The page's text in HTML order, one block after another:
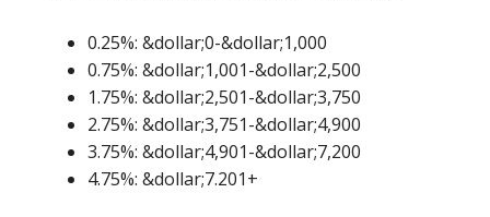
0.25%: &dollar;0-&dollar;1,000
0.75%: &dollar;1,001-&dollar;2,500
1.75%: &dollar;2,501-&dollar;3,750
2.75%: &dollar;3,751-&dollar;4,900
3.75%: &dollar;4,901-&dollar;7,200
4.75%: &dollar;7.201+